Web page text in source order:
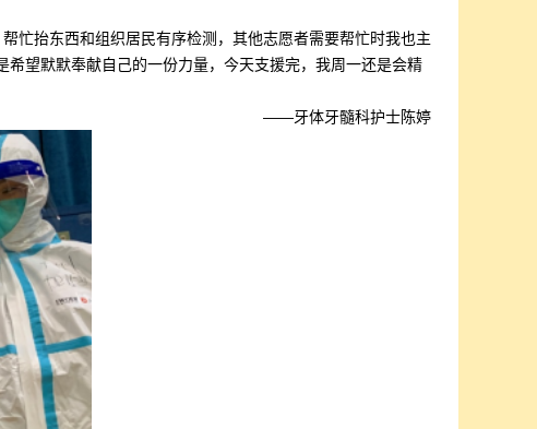
忙抬东西和组织居民有序检测，其他志愿者需要帮忙时我也主
望默默奉献自己的一份力量，今天支援完，我周一还是会精
——牙体牙髓科护士陈婷